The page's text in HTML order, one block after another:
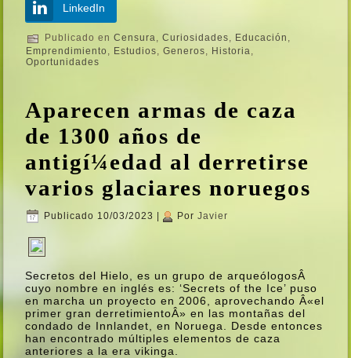
LinkedIn
Publicado en Censura,Curiosidades, Educación ,
Emprendimiento , Estudios,Generos, Historia,
Oportunidades
Aparecen armas de caza
de 1300 años de
antigí¼edad al derretirse
varios glaciares noruegos
Publicado 10/03/2023 Por Javier
Secretos del Hielo, es un grupo de arqueólogosÂ
cuyo nombre en inglés es: ‘Secrets of the Ice’ puso
en marcha un proyecto en 2006, aprovechando Â«el
primer gran derretimientoÂ» en las montañas del
condado de Innlandet, en Noruega. Desde entonces
han encontrado múltiples elementos de caza
anteriores a la era vikinga.